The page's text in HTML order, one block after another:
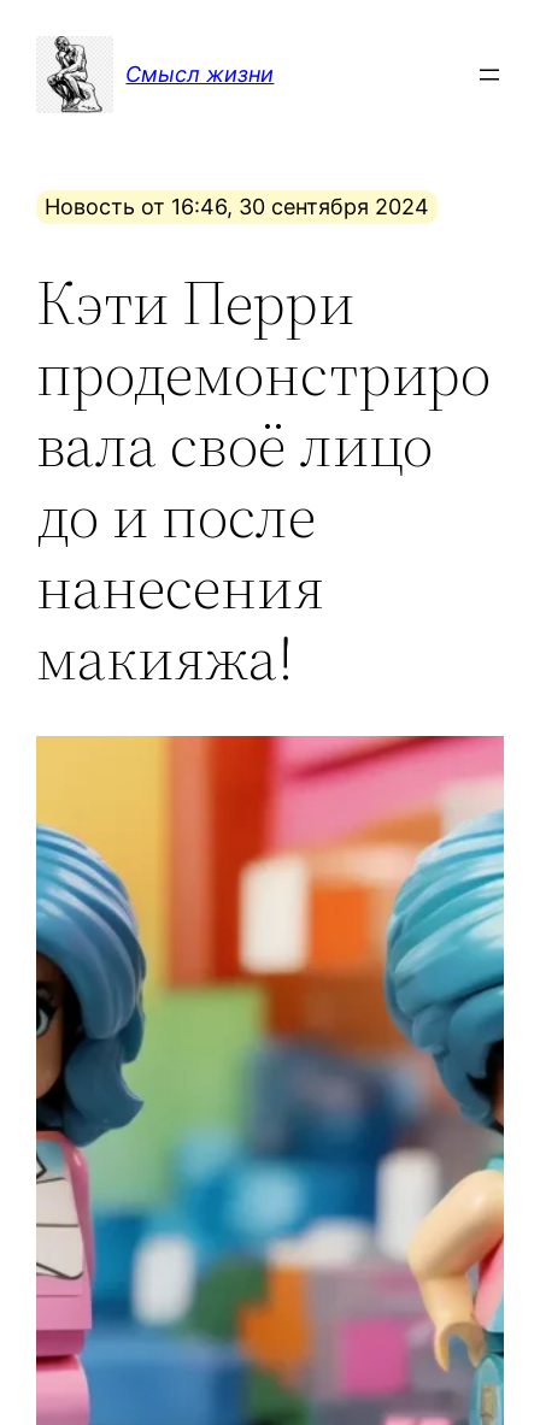
содержимому
Смысл жизни
Новость от 16:46, 30 сентября 2024
Кэти Перри
продемонстриро
вала своё лицо
до и после
нанесения
макияжа!